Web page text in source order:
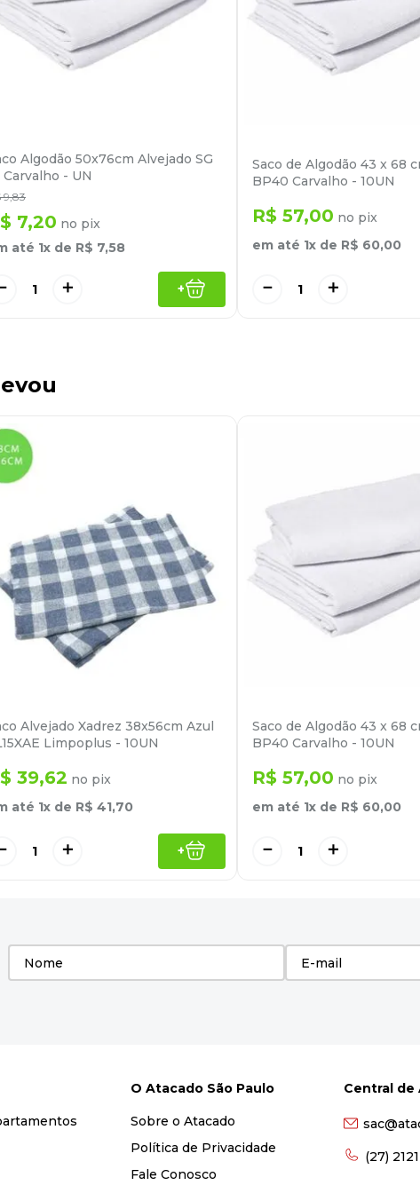
Algodão 50x76cm Alvejado SG
Carvalho - UN
9,83
7,20 no pix
até 1x de R$ 7,58
＋ +
Saco de Algodão 43 x 68
BP40 Carvalho - 10UN
R$ 57,00 no pix
em até 1x de R$ 60,00
＋
－
Alvejado Xadrez 38x56cm Azul
Limpoplus - 10UN
39,62 no pix
até 1x de R$ 41,70
＋ +
Saco de Algodão 43 x 68
BP40 Carvalho - 10UN
R$ 57,00 no pix
em até 1x de R$ 60,00
＋
－
O Atacado São Paulo
Sobre o Atacado
Política de Privacidade
Fale Conosco
Central de
(27)